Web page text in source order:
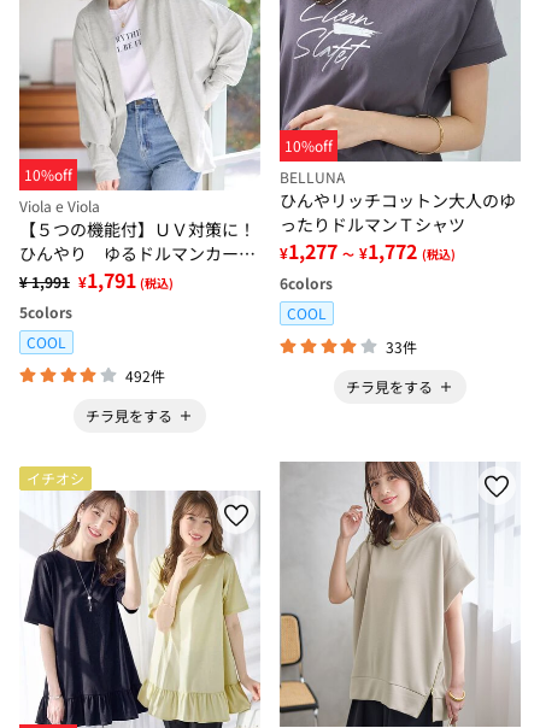
10%off
Viola e Viola
【５つの機能付】ＵＶ対策に！
ひんやり ゆるドルマンカーデ
ィガン
¥ 1,991 ¥1,791 (税込)
5colors
COOL
492件
チラ見をする
10%off
BELLUNA
ひんやリッチコットン大人のゆ
ったりドルマンＴシャツ
¥1,277 ～ ¥1,772 (税込)
6colors
COOL
33件
チラ見をする
イチオシ